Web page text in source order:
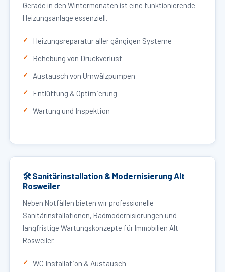
Gerade in den Wintermonaten ist eine funktionierende
Heizungsanlage essenziell.
Heizungsreparatur aller gängigen Systeme
Behebung von Druckverlust
Austausch von Umwälzpumpen
Entlüftung & Optimierung
Wartung und Inspektion
🛠 Sanitärinstallation & Modernisierung Alt
Rosweiler
Neben Notfällen bieten wir professionelle
Sanitärinstallationen, Badmodernisierungen und
langfristige Wartungskonzepte für Immobilien Alt
Rosweiler.
WC Installation & Austausch